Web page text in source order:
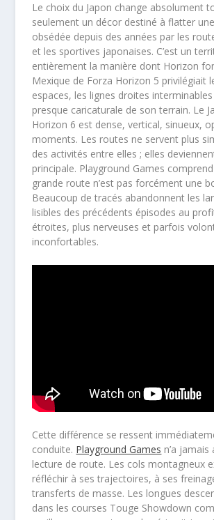
Le choix du Japon change absolument
seulement un décor destiné à flatter
obsédée depuis des années par les
et les sportives japonaises. C’est un
entièrement la manière dont Horizon
Mexique de Forza Horizon 5 privilégiait
espaces, les lignes droites
presque caricaturale de son terrain. Le
Horizon 6 est dense, vertical, sinueux,
moments. Les routes ne servent plus
des activités entre elles ; elles
principale. Playground Games comprend
grande route n’est pas forcément une
Beaucoup de tracés abandonnent les
lisibles des précédents épisodes au
étroites, plus nerveuses et parfois
inconfortables.
Cette différence se ressent
conduite. Playground Games n’a
lecture de route. Les cols montagneux
réfléchir à ses trajectoires, à ses
transferts de masse. Les longues
dans les courses Touge Showdown